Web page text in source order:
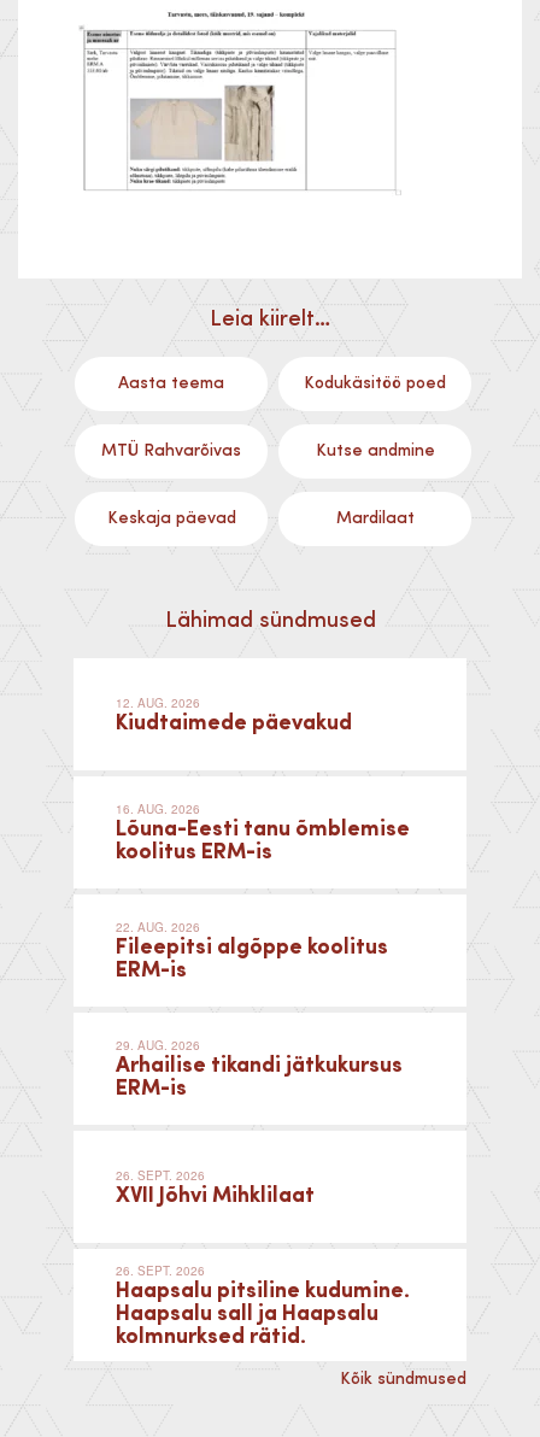
Leia kiirelt…
Aasta teema Kodukäsitöö poed
MTÜ Rahvarõivas Kutse andmine
Keskaja päevad Mardilaat
Lähimad sündmused
12. AUG. 2026
Kiudtaimede päevakud
16. AUG. 2026
Lõuna-Eesti tanu õmblemise
koolitus ERM-is
22. AUG. 2026
Fileepitsi algõppe koolitus
ERM-is
29. AUG. 2026
Arhailise tikandi jätkukursus
ERM-is
26. SEPT. 2026
XVII Jõhvi Mihklilaat
26. SEPT. 2026
Haapsalu pitsiline kudumine.
Haapsalu sall ja Haapsalu
kolmnurksed rätid.
Kõik sündmused